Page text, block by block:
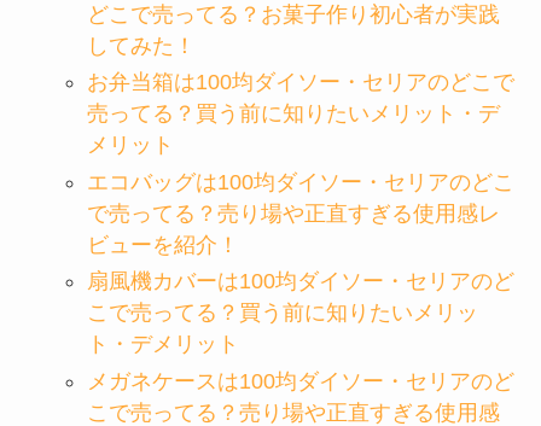
どこで売ってる？お菓子作り初心者が実践
してみた！
お弁当箱は100均ダイソー・セリアのどこで
売ってる？買う前に知りたいメリット・デ
メリット
エコバッグは100均ダイソー・セリアのどこ
で売ってる？売り場や正直すぎる使用感レ
ビューを紹介！
扇風機カバーは100均ダイソー・セリアのど
こで売ってる？買う前に知りたいメリッ
ト・デメリット
メガネケースは100均ダイソー・セリアのど
こで売ってる？売り場や正直すぎる使用感